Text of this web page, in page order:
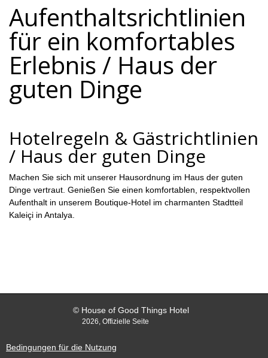
Aufenthaltsrichtlinien
für ein komfortables
Erlebnis / Haus der
guten Dinge
Hotelregeln & Gästrichtlinien
/ Haus der guten Dinge
Machen Sie sich mit unserer Hausordnung im Haus der guten
Dinge vertraut. Genießen Sie einen komfortablen, respektvollen
Aufenthalt in unserem Boutique-Hotel im charmanten Stadtteil
Kaleiçi in Antalya.
© House of Good Things Hotel
2026, Offizielle Seite
Bedingungen für die Nutzung